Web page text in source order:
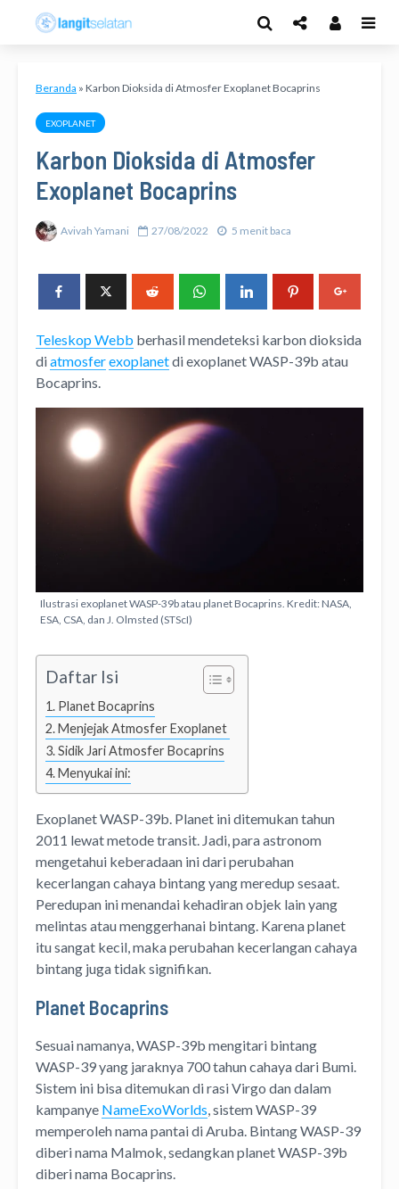
Beranda » Karbon Dioksida di Atmosfer Exoplanet Bocaprins
EXOPLANET
Karbon Dioksida di Atmosfer
Exoplanet Bocaprins
Avivah Yamani 27/08/2022 5 menit baca
Teleskop Webb berhasil mendeteksi karbon dioksida
diatmosferexoplanetdi exoplanet WASP-39b atau
Bocaprins.
Ilustrasi exoplanet WASP-39b atau planet Bocaprins. Kredit: NASA,
ESA, CSA, dan J. Olmsted (STScI)
Daftar Isi
Planet Bocaprins
Menjejak Atmosfer Exoplanet
Sidik Jari Atmosfer Bocaprins
Menyukai ini:
Exoplanet WASP-39b. Planet ini ditemukan tahun
2011 lewat metode transit. Jadi, para astronom
mengetahui keberadaan ini dari perubahan
kecerlangan cahaya bintang yang meredup sesaat.
Peredupan ini menandai kehadiran objek lain yang
melintas atau menggerhanai bintang. Karena planet
itu sangat kecil, maka perubahan kecerlangan cahaya
bintang juga tidak signifikan.
Planet Bocaprins
Sesuai namanya, WASP-39b mengitari bintang
WASP-39 yang jaraknya 700 tahun cahaya dari Bumi.
Sistem ini bisa ditemukan di rasi Virgo dan dalam
kampanye NameExoWorlds, sistem WASP-39
memperoleh nama pantai di Aruba. Bintang WASP-39
diberi nama Malmok, sedangkan planet WASP-39b
diberi nama Bocaprins.